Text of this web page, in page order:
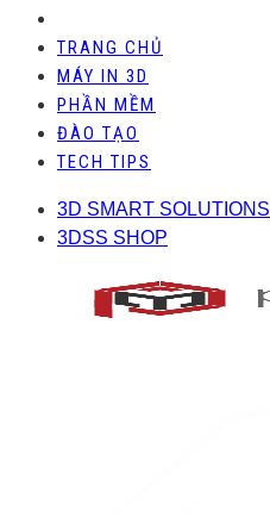
TRANG CHỦ
MÁY IN 3D
PHẦN MỀM
ĐÀO TẠO
TECH TIPS
3D SMART SOLUTIONS
3DSS SHOP